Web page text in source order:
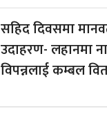
सहिद दिवसमा
उदाहरण- लहानमा
विपन्नलाई कम्बल